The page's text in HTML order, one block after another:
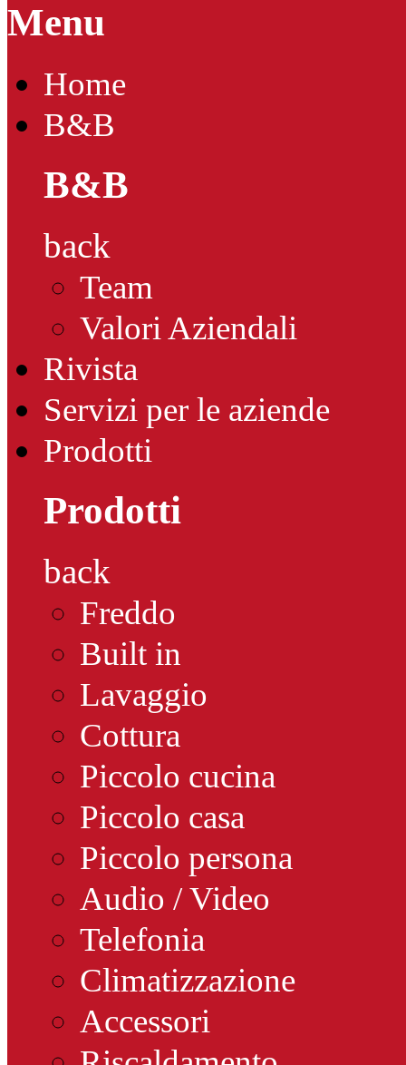
Menu
Home
B&B
B&B
back
Team
Valori Aziendali
Rivista
Servizi per le aziende
Prodotti
Prodotti
back
Freddo
Built in
Lavaggio
Cottura
Piccolo cucina
Piccolo casa
Piccolo persona
Audio / Video
Telefonia
Climatizzazione
Accessori